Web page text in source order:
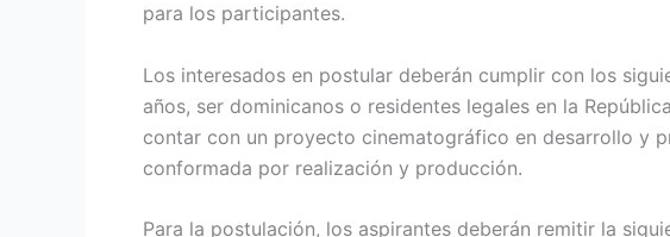
para los participantes.
Los interesados en postular deberán cumplir con los
años, ser dominicanos o residentes legales en la
contar con un proyecto cinematográfico en desarrollo y
conformada por realización y producción.
Para la postulación, los aspirantes deberán remitir la